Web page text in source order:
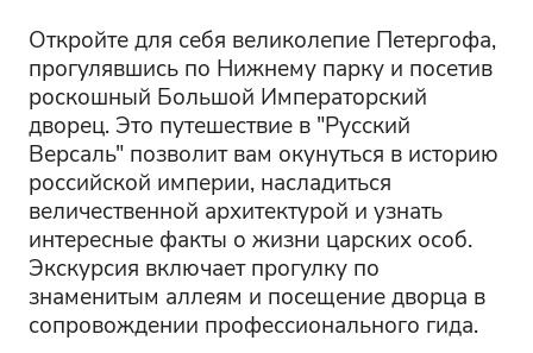
Откройте для себя великолепие Петергофа,
прогулявшись по Нижнему парку и посетив
роскошный Большой Императорский
дворец. Это путешествие в "Русский
Версаль" позволит вам окунуться в историю
российской империи, насладиться
величественной архитектурой и узнать
интересные факты о жизни царских особ.
Экскурсия включает прогулку по
знаменитым аллеям и посещение дворца в
сопровождении профессионального гида.